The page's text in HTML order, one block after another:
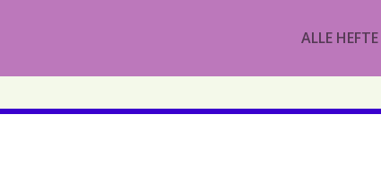
ALLE HEFTE